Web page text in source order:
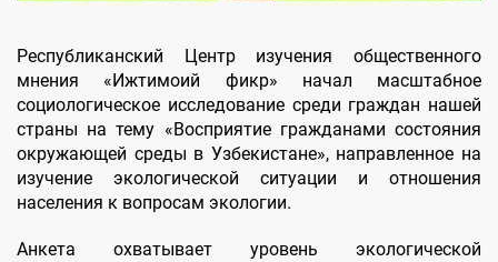
Республиканский Центр изучения общественного
мнения «Ижтимоий фикр» начал масштабное
социологическое исследование среди граждан нашей
страны на тему «Восприятие гражданами состояния
окружающей среды в Узбекистане», направленное на
изучение экологической ситуации и отношения
населения к вопросам экологии.
Анкета охватывает уровень экологической